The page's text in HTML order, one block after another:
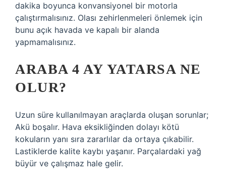
dakika boyunca konvansiyonel bir motorla
çalıştırmalısınız. Olası zehirlenmeleri önlemek için
bunu açık havada ve kapalı bir alanda
yapmamalısınız.
ARABA 4 AY YATARSA NE
OLUR?
Uzun süre kullanılmayan araçlarda oluşan sorunlar;
Akü boşalır. Hava eksikliğinden dolayı kötü
kokuların yanı sıra zararlılar da ortaya çıkabilir.
Lastiklerde kalite kaybı yaşanır. Parçalardaki yağ
büyür ve çalışmaz hale gelir.